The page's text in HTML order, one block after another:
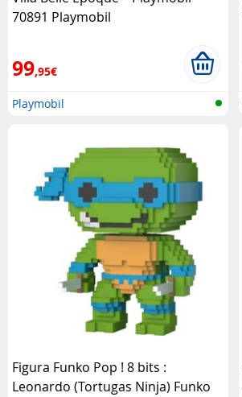
70891 Playmobil
99,95€
Playmobil
Figura Funko Pop ! 8 bits :
Leonardo (Tortugas Ninja) Funko